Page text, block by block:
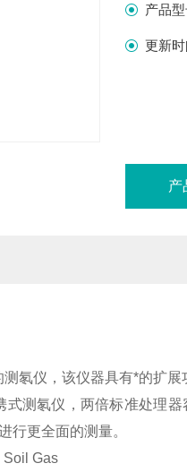
产品
更新
产
测氡仪，该仪器具有*的扩
式测氡仪，两倍标准处理
行更全面的测量。
Soil Gas